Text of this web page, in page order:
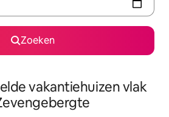
Zoeken
vakantiehuizen vlak